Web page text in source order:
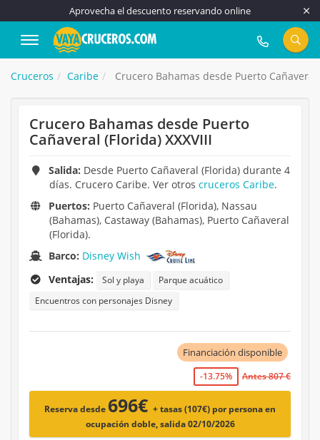
Aprovecha el descuento reservando online
917 815 555
Cruceros Caribe Crucero Bahamas desde Puerto Cañaveral
Crucero Bahamas desde Puerto
Cañaveral (Florida) XXXVIII
Salida: Desde Puerto Cañaveral (Florida) durante 4
días. Crucero Caribe. Ver otros cruceros Caribe.
Puertos: Puerto Cañaveral (Florida), Nassau
(Bahamas), Castaway (Bahamas), Puerto Cañaveral
(Florida).
Barco: Disney Wish
Ventajas:
Sol y playa
Parque acuático
Encuentros con personajes Disney
Financiación disponible
-13.75% Antes 807 €
Reserva desde 696€ + tasas (107€) por persona en
ocupación doble, salida 02/10/2026